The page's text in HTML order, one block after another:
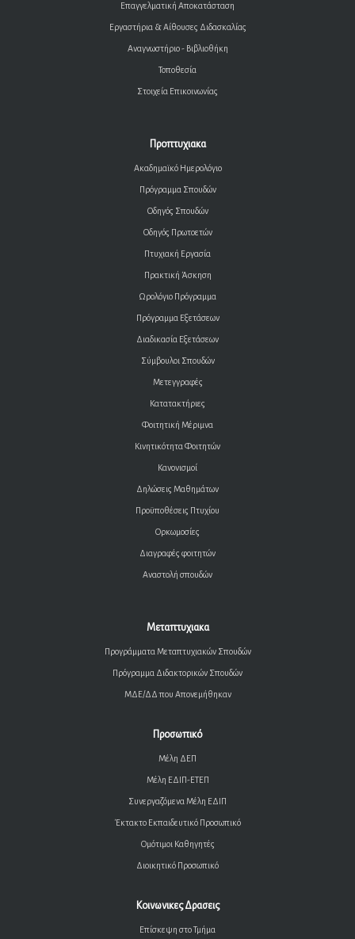
Επαγγελματική Αποκατάσταση
Εργαστήρια & Αίθουσες Διδασκαλίας
Αναγνωστήριο - Βιβλιοθήκη
Τοποθεσία
Στοιχεία Επικοινωνίας
Προπτυχιακα
Ακαδημαϊκό Ημερολόγιο
Πρόγραμμα Σπουδών
Οδηγός Σπουδών
Οδηγός Πρωτοετών
Πτυχιακή Εργασία
Πρακτική Άσκηση
Ωρολόγιο Πρόγραμμα
Πρόγραμμα Εξετάσεων
Διαδικασία Εξετάσεων
Σύμβουλοι Σπουδών
Μετεγγραφές
Κατατακτήριες
Φοιτητική Μέριμνα
Κινητικότητα Φοιτητών
Κανονισμοί
Δηλώσεις Μαθημάτων
Προϋποθέσεις Πτυχίου
Ορκωμοσίες
Διαγραφές φοιτητών
Αναστολή σπουδών
Μεταπτυχιακα
Προγράμματα Μεταπτυχιακών Σπουδών
Πρόγραμμα Διδακτορικών Σπουδών
ΜΔΕ/ΔΔ που Απονεμήθηκαν
Προσωπικό
Μέλη ΔΕΠ
Μέλη ΕΔΙΠ-ΕΤΕΠ
Συνεργαζόμενα Μέλη ΕΔΙΠ
Έκτακτο Εκπαιδευτικό Προσωπικό
Ομότιμοι Καθηγητές
Διοικητικό Προσωπικό
Κοινωνικες Δρασεις
Επίσκεψη στο Τμήμα